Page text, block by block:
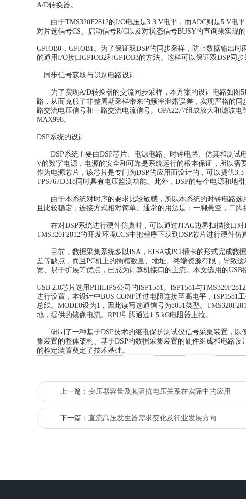
A/D转换器。
由于TMS320F2812的I/O电压是3.3 V电平，而ADC则是5 V电平
对片选信号CS、启动信号R/C以及对状态信号BUSY的查询来实现
GPIOB0，GPIOB1。为了保证双DSP的同步采样，防止数据输出
的通用I/O接口GPIOB2和GPIOB3的方法。这样可以保证双DSP同
同步信号获取与识别电路设计
为了实现A/D转换器的交流同步采样，本方案的设计电路如图5
路，从而克服了非整周期采样带来的频率泄露误差，实现严格的
路交流电压信号和一路交流电流信号。OPA2277组成放大和滤波
MAX998。
DSP系统的设计
DSP系统主要由DSP芯片、电源电路、时钟电路、仿真和测试
V的数字电源，电源的安全和可靠是系统运行的根本保证，所以需
作为电源芯片，该芯片是专门为DSP的应用而设计的，可以提供
TPS767D318同时具有电压监测功能。此外，DSP的每个电源和地
由于本系统对时序的要求比较敏感，所以本系统的时钟电路选
且比较稳定，连接方式相对简单。通常的用法是：一脚悬空，二脚
在对DSP系统进行硬件仿真时，可以通过JTAG边界扫描接口对
TMS320F2812的开发环境CCS中把程序下载到DSP芯片进行硬件仿
目前，数据采集系统多以ISA，EISA或PCI插卡的形式完成数
差等缺点，而且PC机上的插槽数量、地址、终端资源有限，导致
宽、易于扩展等优点，已成为计算机接口的主流。本文选用的USB
USB 2.0芯片选用PHILIPS公司的ISP1581。ISP1581与
进行设置，本设计中BUS CONF通过电阻连接至高电平，
总线。MODE0设为1，因此读写选通信号为8051类型。
地，提供的镜像电流。RPU引脚通过1.5 kΩ电阻器上拉。
研制了一种基于DSP技术的继电保护测试仪信号采集装置，以
集装置的整体架构、基于DSP的数据采集装置的硬件组成和电路
的检定装置奠定了技术基础。
上一篇： 变压器容量及其阻抗电压关系在实际中的应用
下一篇： 直流高压发生器需求变化及行业发展方向